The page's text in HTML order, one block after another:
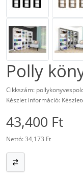
Polly
Cikkszám:
Készlet információ:
43,400 Ft
Nettó: 34,173 Ft